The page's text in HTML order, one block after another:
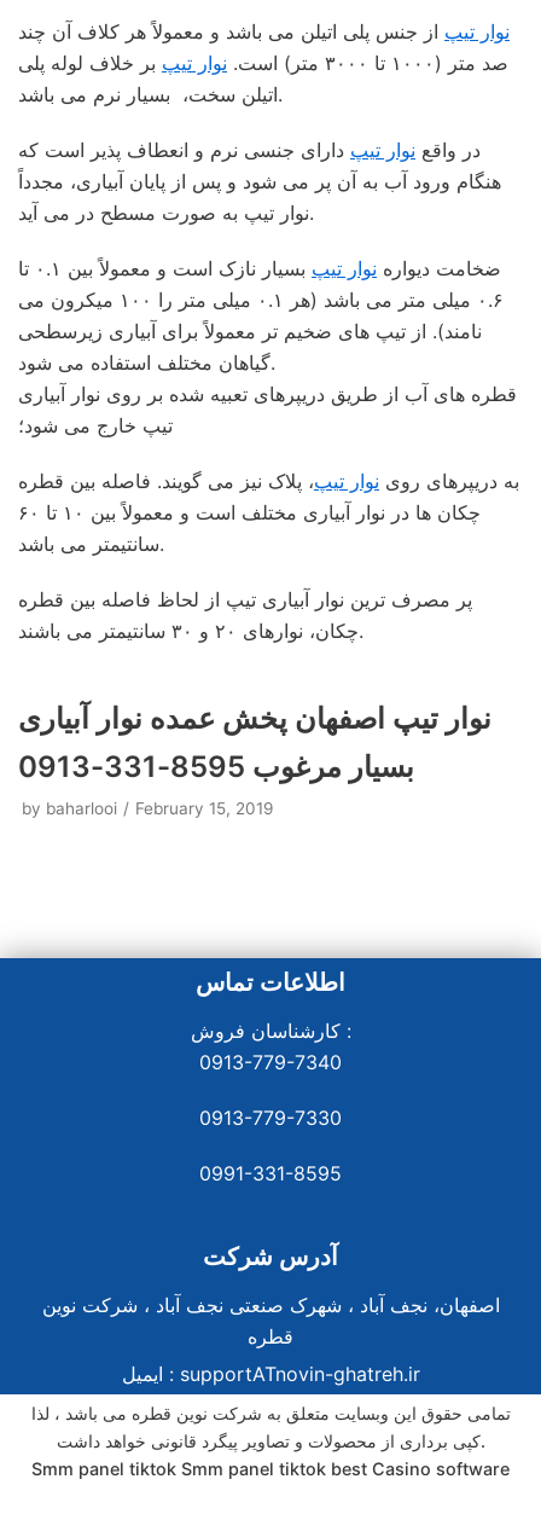
نوار تیپ از جنس پلی اتیلن می باشد و معمولاً هر کلاف آن چند
صد متر (۱۰۰۰ تا ۳۰۰۰ متر) است.
نوار تیپ بر خلاف لوله پلی
اتیلن سخت، بسیار نرم می باشد.
در واقع نوار تیپ دارای جنسی نرم و انعطاف پذیر است که
هنگام ورود آب به آن پر می شود و پس از پایان آبیاری، مجدداً
نوار تیپ به صورت مسطح در می آید.
ضخامت دیواره نوار تیپ
بسیار نازک است و معمولاً بین ۰.۱ تا
۰.۶ میلی متر می باشد (هر ۰.۱ میلی متر را ۱۰۰ میکرون می
نامند). از تیپ های ضخیم تر معمولاً برای آبیاری زیرسطحی
گیاهان مختلف استفاده می شود.
قطره های آب از طریق دریپرهای تعبیه شده بر روی نوار آبیاری
تیپ خارج می شود؛
به دریپرهای روی نوار تیپ، پلاک نیز می گویند. فاصله بین قطره
چکان ها در نوار آبیاری مختلف است و معمولاً بین ۱۰ تا ۶۰
سانتیمتر می باشد.
پر مصرف ترین نوار آبیاری تیپ از لحاظ فاصله بین قطره
چکان، نوارهای ۲۰ و ۳۰ سانتیمتر می باشند.
نوار تیپ اصفهان پخش عمده نوار آبیاری
بسیار مرغوب 8595-331-0913
by baharlooi February 15, 2019
اطلاعات تماس
کارشناسان فروش :
0913-779-7340
0913-779-7330
0991-331-8595
آدرس شرکت
اصفهان، نجف آباد ، شهرک صنعتی نجف آباد ، شرکت نوین
قطره
ایمیل : supportATnovin-ghatreh.ir
تمامی حقوق این وبسایت متعلق به شرکت نوین قطره می باشد ، لذا
کپی برداری از محصولات و تصاویر پیگرد قانونی خواهد داشت.
Smm panel tiktok Smm panel tiktok best Casino software